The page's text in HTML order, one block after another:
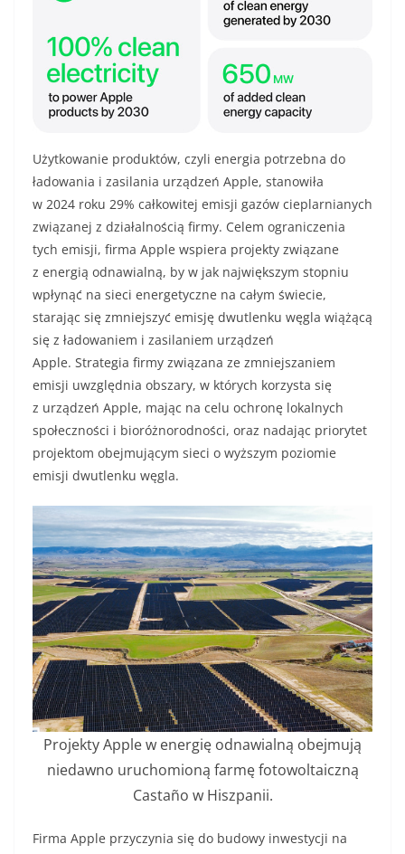
Użytkowanie produktów, czyli energia potrzebna do
ładowania i zasilania urządzeń Apple, stanowiła
w 2024 roku 29% całkowitej emisji gazów cieplarnianych
związanej z działalnością firmy. Celem ograniczenia
tych emisji, firma Apple wspiera projekty związane
z energią odnawialną, by w jak największym stopniu
wpłynąć na sieci energetyczne na całym świecie,
starając się zmniejszyć emisję dwutlenku węgla wiążącą
się z ładowaniem i zasilaniem urządzeń
Apple. Strategia firmy związana ze zmniejszaniem
emisji uwzględnia obszary, w których korzysta się
z urządzeń Apple, mając na celu ochronę lokalnych
społeczności i bioróżnorodności, oraz nadając priorytet
projektom obejmującym sieci o wyższym poziomie
emisji dwutlenku węgla.
Projekty Apple w energię odnawialną obejmują
niedawno uruchomioną farmę fotowoltaiczną
Castaño w Hiszpanii.
Firma Apple przyczynia się do budowy inwestycji na